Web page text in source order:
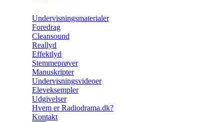
Undervisningsmaterialer
Foredrag
Cleansound
Reallyd
Effektlyd
Stemmeprøver
Manuskripter
Undervisningsvideoer
Eleveksempler
Udgivelser
Hvem er Radiodrama.dk?
Kontakt